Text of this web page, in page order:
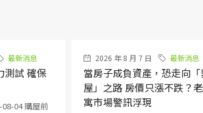
最新消息
測試 確保
04 購屋前
2026 年 8 月 7 日 最新消息
當房子成負資產，恐走向
屋」之路 房價只漲不跌？
寓市場警訊浮現